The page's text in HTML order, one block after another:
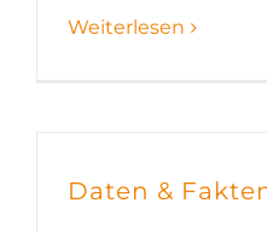
Weiterlesen
Daten &